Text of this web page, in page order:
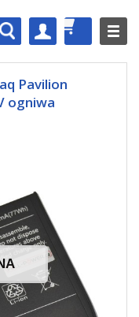
Pavilion
ogniwa